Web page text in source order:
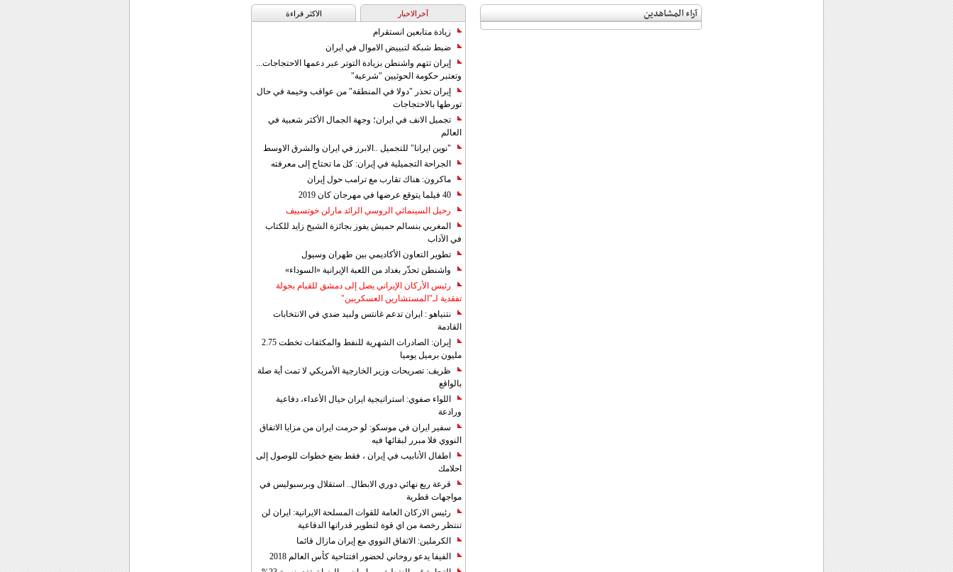
آراء المشاهدين آخرالاخبار الاکثر قراءة
زيادة متابعين انستقرام
ضبط شبكة لتبييض الاموال في ايران
إيران تتهم واشنطن بزيادة التوتر عبر دعمها الاحتجاجات...
وتعتبر حكومة الحوثيين "شرعية"
إيران تحذر "دولا في المنطقة" من عواقب وخيمة في حال
تورطها بالاحتجاجات
تجميل الانف في ايران؛ وجهة الجمال الأكثر شعبية في
العالم
"نوين ايرانا" للتجميل ..الابرز في ايران والشرق الاوسط
الجراحة التجميلية في إيران: كل ما تحتاج إلى معرفته
ماكرون: هناك تقارب مع ترامب حول إيران
40 فيلما يتوقع عرضها في مهرجان كان 2019
رحيل السينمائي الروسي الرائد مارلن خوتسييف
المغربي بنسالم حميش يفوز بجائزة الشيخ زايد للكتاب
في الآداب
تطوير التعاون الأكاديمي بين طهران وسيول
واشنطن تحذّر بغداد من اللعبة الإيرانية «السوداء»
رئيس الأركان الإيراني يصل إلى دمشق للقيام بجولة
تفقدية لـ"المستشارين العسكريين"
نتنياهو : ايران تدعم غانتس ولبيد ضدي في الانتخابات
القادمة
إيران: الصادرات الشهریة للنفط والمكثفات تخطت 2.75
مليون برميل يوميا
ظريف: تصريحات وزير الخارجية الأمريكي لا تمت أية صلة
بالواقع
اللواء صفوي: استراتيجية ايران حيال الأعداء، دفاعية
ورادعة
سفير ايران في موسكو: لو حرمت ايران من مزايا الاتفاق
النووي فلا مبرر لبقائها فيه
اطفال الأنابيب في إيران ، فقط بضع خطوات للوصول إلى
احلامك
قرعة ربع نهائي دوري الابطال.. استقلال وبرسبوليس في
مواجهات قطرية
رئيس الاركان العامة للقوات المسلحة الايرانية: ايران لن
تنتظر رخصة من اي قوة لتطوير قدراتها الدفاعية
الكرملين: الاتفاق النووي مع إيران مازال قائما
الفيفا يدعو روحاني لحضور افتتاحية كأس العالم 2018